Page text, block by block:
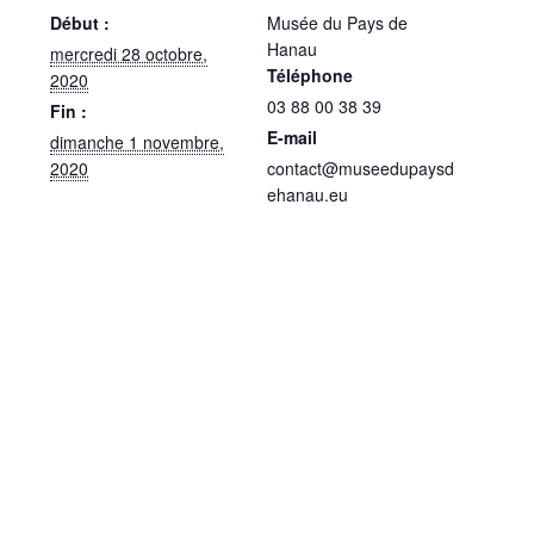
Début :
mercredi 28 octobre,
2020
Fin :
dimanche 1 novembre,
2020
Musée du Pays de
Hanau
Téléphone
03 88 00 38 39
E-mail
contact@museedupaysd
ehanau.eu